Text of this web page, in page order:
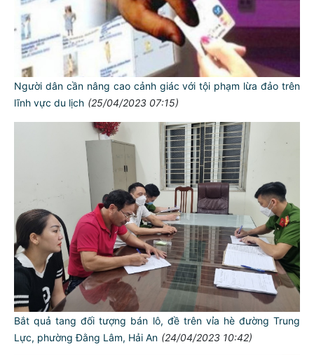
Người dân cần nâng cao cảnh giác với tội phạm lừa đảo trên
lĩnh vực du lịch (25/04/2023 07:15)
Bắt quả tang đối tượng bán lô, đề trên vỉa hè đường Trung
Lực, phường Đằng Lâm, Hải An (24/04/2023 10:42)